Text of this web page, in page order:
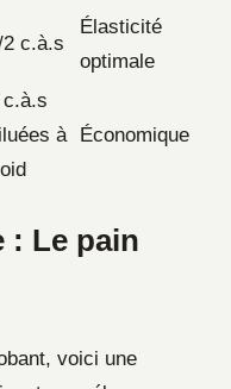
2 c.à.s
Élasticité
optimale
c.à.s
à
Économique
: Le pain
voici une